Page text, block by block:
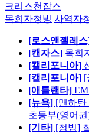
크리스천잡스
목회자청빙 사역자
[로스앤젤레
[캔자스] 목회
[캘리포니아]
[캘리포니아] [
[애틀랜타]
[뉴욕] [맨하탄
초등부(영어
[기타] [청빙]